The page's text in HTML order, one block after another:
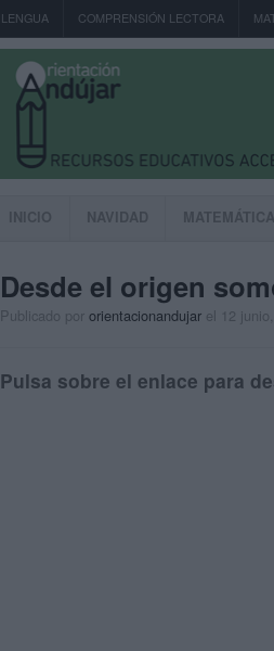
LENGUA COMPRENSIÓN LECTORA
INICIO NAVIDAD
Desde el origen
Publicado por orientacionandujar el 12
Pulsa sobre el enlace para